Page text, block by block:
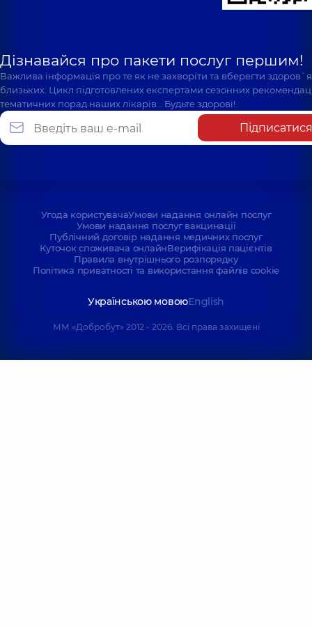
Дізнавайся про пакети послуг першим!
Важлива інформація про те як не захворіти та вберегти
близьких. Цикл підготовлених експертами сезонних
тематичних порад наших лікарів… Будьте здорові!
Підписатися
Угода користувачаУмови надання онлайн послуг
Умови надання послуг вакцинації
Публічний договір надання медичних послуг
Куточок споживача онлайнВерифікація пацієнтів
Правила внутрішнього розпорядку
Політика приватності та використання файлів cookie
Українською мовоюEnglish
ММ «Добробут» 2012 - 2026. Всі права захищені